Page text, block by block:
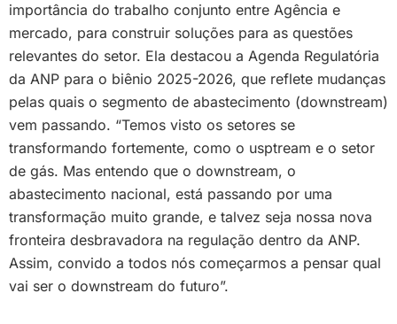
importância do trabalho conjunto entre Agência e
mercado, para construir soluções para as questões
relevantes do setor. Ela destacou a Agenda Regulatória
da ANP para o biênio 2025-2026, que reflete mudanças
pelas quais o segmento de abastecimento (downstream)
vem passando. “Temos visto os setores se
transformando fortemente, como o usptream e o setor
de gás. Mas entendo que o downstream, o
abastecimento nacional, está passando por uma
transformação muito grande, e talvez seja nossa nova
fronteira desbravadora na regulação dentro da ANP.
Assim, convido a todos nós começarmos a pensar qual
vai ser o downstream do futuro”.